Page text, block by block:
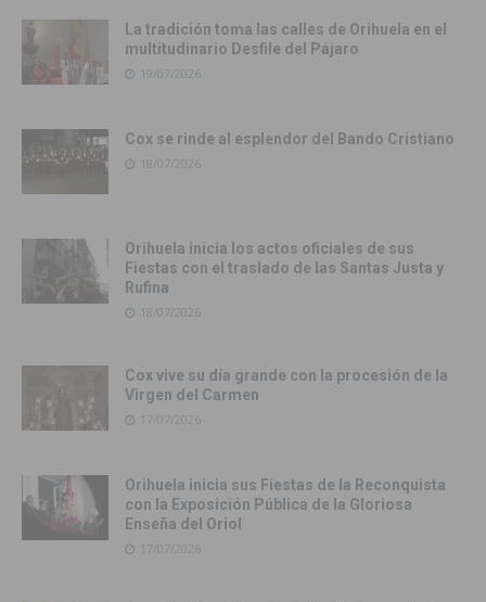
La tradición toma las calles de Orihuela en el
multitudinario Desfile del Pájaro
19/07/2026
Cox se rinde al esplendor del Bando Cristiano
18/07/2026
Orihuela inicia los actos oficiales de sus
Fiestas con el traslado de las Santas Justa y
Rufina
18/07/2026
Cox vive su día grande con la procesión de la
Virgen del Carmen
17/07/2026
Orihuela inicia sus Fiestas de la Reconquista
con la Exposición Pública de la Gloriosa
Enseña del Oriol
17/07/2026